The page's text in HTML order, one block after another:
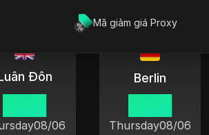
Mã giảm giá Proxy
Đôn
08/06
Berlin
Thursday08/06